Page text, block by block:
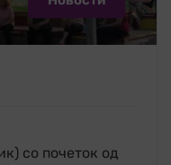
со почеток од